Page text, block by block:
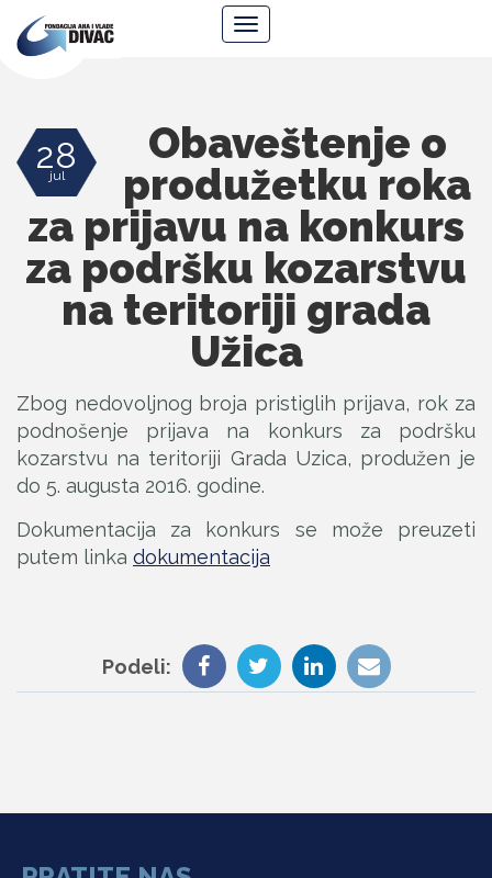
Ana
Navigacija
28
jul
Obaveštenje o
produžetku roka
za prijavu na konkurs
za podršku kozarstvu
na teritoriji grada
Užica
Zbog nedovoljnog broja pristiglih prijava, rok za
podnošenje prijava na konkurs za podršku
kozarstvu na teritoriji Grada Uzica, produžen je
do 5. augusta 2016. godine.
Dokumentacija za konkurs se može preuzeti
putem linka dokumentacija
Podeli: